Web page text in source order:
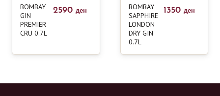
BOMBAY
GIN
PREMIER
CRU 0.7L
2590 ден
BOMBAY
SAPPHIRE
LONDON
DRY GIN
0.7L
1350 ден